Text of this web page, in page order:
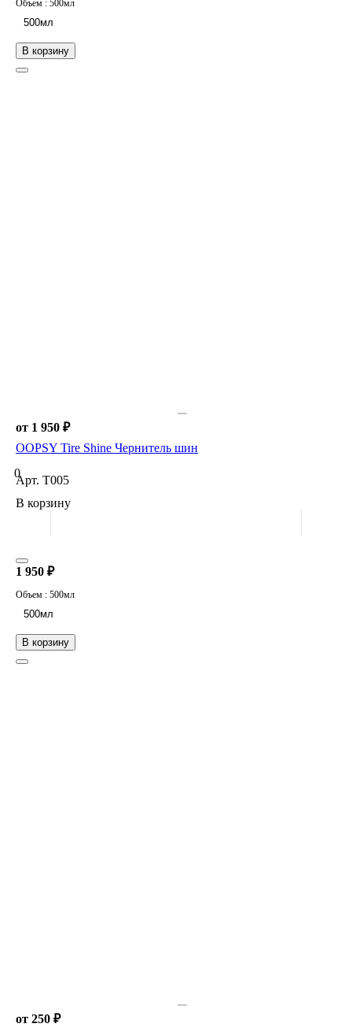
В корзину
Объем : 500мл
500мл
от 1 950 ₽
OOPSY Tire Shine Чернитель шин
0
Арт. T005
В корзину
В корзину
1 950 ₽
Объем : 500мл
500мл
от 250 ₽